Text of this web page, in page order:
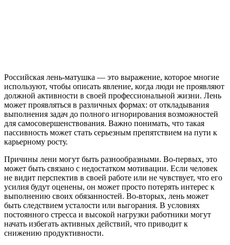
Российская лень-матушка — это выражение, которое многие
используют, чтобы описать явление, когда люди не проявляют
должной активности в своей профессиональной жизни. Лень
может проявляться в различных формах: от откладывания
выполнения задач до полного игнорирования возможностей
для самосовершенствования. Важно понимать, что такая
пассивность может стать серьезным препятствием на пути к
карьерному росту.
Причины лени могут быть разнообразными. Во-первых, это
может быть связано с недостатком мотивации. Если человек
не видит перспектив в своей работе или не чувствует, что его
усилия будут оценены, он может просто потерять интерес к
выполнению своих обязанностей. Во-вторых, лень может
быть следствием усталости или выгорания. В условиях
постоянного стресса и высокой нагрузки работники могут
начать избегать активных действий, что приводит к
снижению продуктивности.